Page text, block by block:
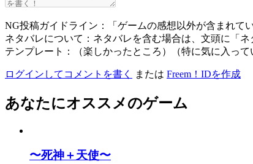
NG投稿ガイドライン：「ゲームの感想以外が含まれて
ネタバレについて：ネタバレを含む場合は、文頭に「
テンプレート：（楽しかったところ）（特に気に入っ
ログインしてコメントを書く または Freem！IDを作成
あなたにオススメのゲーム
〜死神＋天使〜